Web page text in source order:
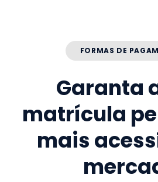
FORMAS DE
Garanta
matrícula
mais